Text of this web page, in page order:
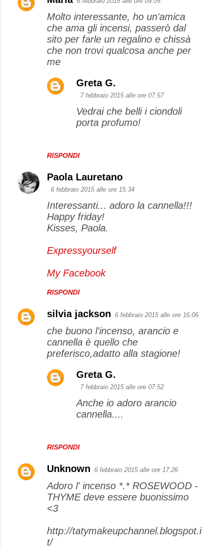
C
Molto interessante, ho un'amica
che ama gli incensi, passerò dal
sito per farle un regalino e chissà
che non trovi qualcosa anche per
me
RISPONDI
Greta G.
7 febbraio 2015 alle ore 07:57
Vedrai che belli i ciondoli
porta profumo!
Paola Lauretano
6 febbraio 2015 alle ore 15:34
Interessanti... adoro la cannella!!!
Happy friday!
Kisses, Paola.
Expressyourself
My Facebook
RISPONDI
silvia jackson 6 febbraio 2015 alle ore 16:06
che buono l'incenso, arancio e
cannella è quello che
preferisco,adatto alla stagione!
RISPONDI
Greta G.
7 febbraio 2015 alle ore 07:52
Anche io adoro arancio
cannella....
Unknown 6 febbraio 2015 alle ore 17:26
Adoro l' incenso *.* ROSEWOOD -
THYME deve essere buonissimo
<3
http://tatymakeupchannel.blogspot.i
t/